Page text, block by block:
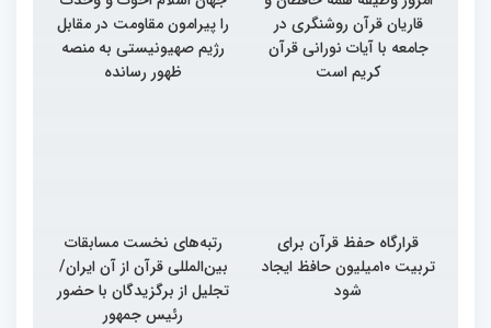
قاریان قرآن روشنگری در
جامعه با آیات نورانی قرآن
کریم است
را پیرامون مقاومت در مقابل
رژیم صهیونیستی به منصه
ظهور رسانده
قرارگاه حفظ قرآن برای
تربیت ۱۰میلیون حافظ ایجاد
شود
رتبه‌های نخست مسابقات
بین‌المللی قرآن از آن ایران/
تجلیل از برگزیدگان با حضور
رئیس جمهور